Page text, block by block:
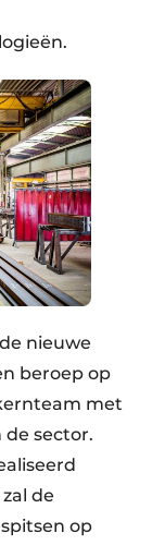
nieuwe
beroep op
met
sector.
de
op